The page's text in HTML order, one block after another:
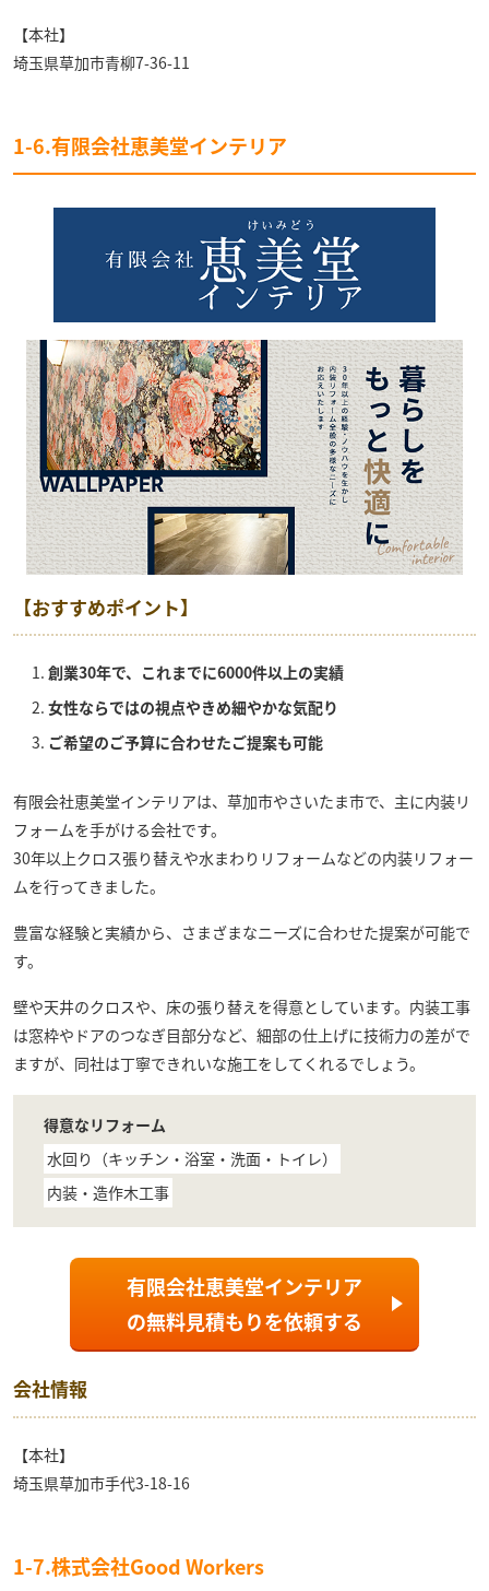
【本社】
埼玉県草加市青柳7-36-11
1-6.有限会社恵美堂インテリア
【おすすめポイント】
創業30年で、これまでに6000件以上の実績
女性ならではの視点やきめ細やかな気配り
ご希望のご予算に合わせたご提案も可能
有限会社恵美堂インテリアは、草加市やさいたま市で、主に内装リ
フォームを手がける会社です。
30年以上クロス張り替えや水まわりリフォームなどの内装リフォー
ムを行ってきました。
豊富な経験と実績から、さまざまなニーズに合わせた提案が可能で
す。
壁や天井のクロスや、床の張り替えを得意としています。内装工事
は窓枠やドアのつなぎ目部分など、細部の仕上げに技術力の差がで
ますが、同社は丁寧できれいな施工をしてくれるでしょう。
得意なリフォーム
水回り（キッチン・浴室・洗面・トイレ）
内装・造作木工事
有限会社恵美堂インテリア
の無料見積もりを依頼する
会社情報
【本社】
埼玉県草加市手代3-18-16
1-7.株式会社Good Workers